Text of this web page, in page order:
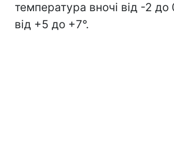
температура вночі від -2 до
від +5 до +7°.